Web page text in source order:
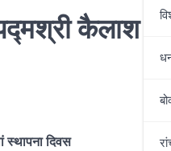
कैलाश
स्थापना दिवस